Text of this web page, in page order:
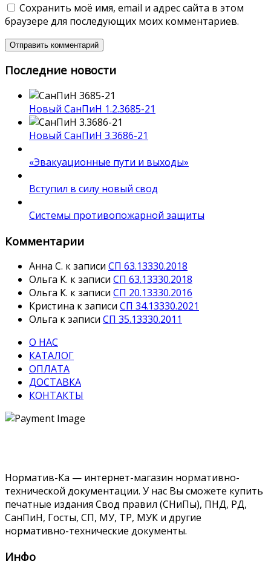
Сохранить моё имя, email и адрес сайта в этом
браузере для последующих моих комментариев.
Последние новости
Новый СанПиН 1.2.3685-21
Новый СанПиН 3.3686-21
«Эвакуационные пути и выходы»
Вступил в силу новый свод
Системы противопожарной защиты
Комментарии
Анна С. к записи СП 63.13330.2018
Ольга К. к записи СП 63.13330.2018
Ольга К. к записи СП 20.13330.2016
Кристина к записи СП 34.13330.2021
Ольга к записи СП 35.13330.2011
О НАС
КАТАЛОГ
ОПЛАТА
ДОСТАВКА
КОНТАКТЫ
Норматив-Ка — интернет-магазин нормативно-
технической документации. У нас Вы сможете купить
печатные издания Свод правил (СНиПы), ПНД, РД,
СанПиН, Госты, СП, МУ, ТР, МУК и другие
нормативно-технические документы.
Инфо